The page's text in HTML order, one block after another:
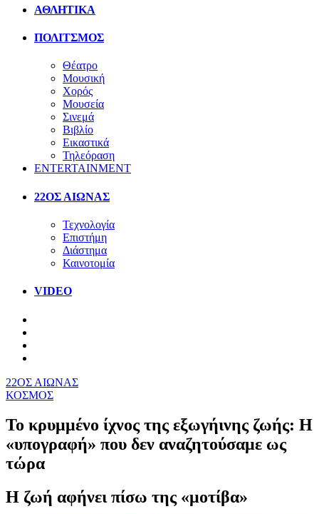
ΑΘΛΗΤΙΚΑ
ΠΟΛΙΤΣΜΟΣ
Θέατρο
Μουσική
Χορός
Μουσεία
Σινεμά
Βιβλίο
Εικαστικά
Τηλεόραση
ENTERTAINMENT
22ΟΣ ΑΙΩΝΑΣ
Τεχνολογία
Επιστήμη
Διάστημα
Καινοτομία
VIDEO
22ΟΣ ΑΙΩΝΑΣ
ΚΟΣΜΟΣ
Το κρυμμένο ίχνος της εξωγήινης ζωής: Η
«υπογραφή» που δεν αναζητούσαμε ως
τώρα
Η ζωή αφήνει πίσω της «μοτίβα»